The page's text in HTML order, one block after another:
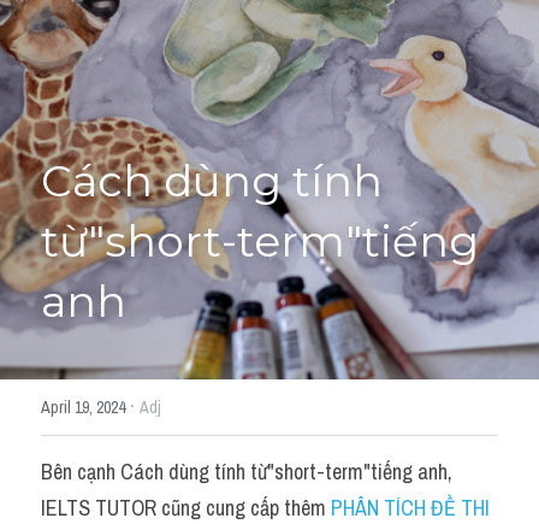
Học thử →
Cách dùng tính
từ"short-term"tiếng
anh
April 19, 2024· Adj
Bên cạnh Cách dùng tính từ"short-term"tiếng anh,
IELTS TUTOR cũng cung cấp thêm PHÂN TÍCH ĐỀ THI